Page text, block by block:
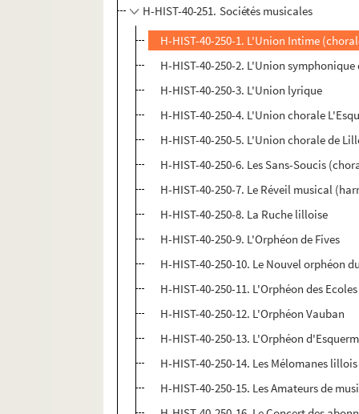
H-HIST-40-251. Sociétés musicales
H-HIST-40-250-1. L'Union Intime
H-HIST-40-250-2. L'Union symphonique
H-HIST-40-250-3. L'Union lyrique
H-HIST-40-250-4. L'Union chorale
H-HIST-40-250-5. L'Union chorale de
H-HIST-40-250-6. Les Sans-Soucis
H-HIST-40-250-7. Le Réveil musical
H-HIST-40-250-8. La Ruche lilloise
H-HIST-40-250-9. L'Orphéon de Fives
H-HIST-40-250-10. Le Nouvel orphéon
H-HIST-40-250-11. L'Orphéon des Ecoles
H-HIST-40-250-12. L'Orphéon Vauban
H-HIST-40-250-13. L'Orphéon
H-HIST-40-250-14. Les Mélomanes lillois
H-HIST-40-250-15. Les Amateurs de